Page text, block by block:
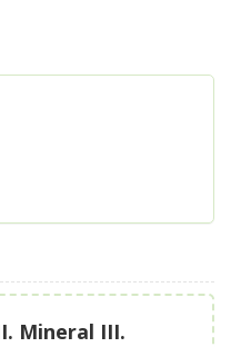
Mineral III.